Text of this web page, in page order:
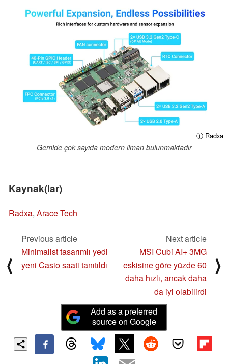
ⓘ Radxa
Gemide çok sayıda modern liman bulunmaktadır
Kaynak(lar)
Radxa, Arace Tech
⟨
Previous article
Minimalist tasarımlı yedi
yeni Casio saati tanıtıldı
Next article
MSI Cubi AI+ 3MG
eskisine göre yüzde 60
daha hızlı, ancak daha
da iyi olabilirdi
⟩
Add as a preferred
source on Google